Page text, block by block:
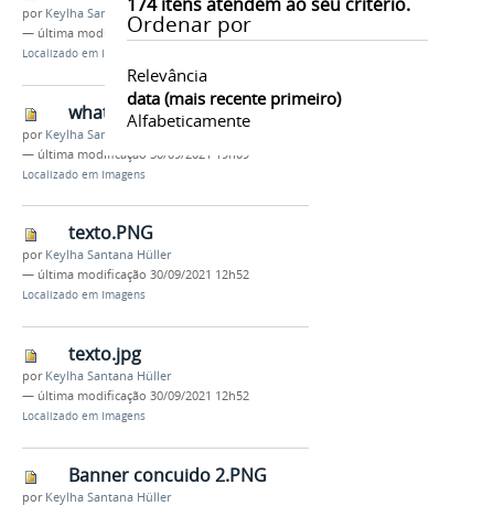
Ordenar por
Relevância
data (mais recente primeiro)
Alfabeticamente
por Keylha Santana Hüller
— última modificação30/09/2021 19h09
Localizado em Imagens
whatsapp.png
por Keylha Santana Hüller
— última modificação 30/09/2021 19h09
Localizado em Imagens
texto.PNG
por Keylha Santana Hüller
— última modificação 30/09/2021 12h52
Localizado em Imagens
texto.jpg
por Keylha Santana Hüller
— última modificação 30/09/2021 12h52
Localizado em Imagens
Banner concuido 2.PNG
por Keylha Santana Hüller